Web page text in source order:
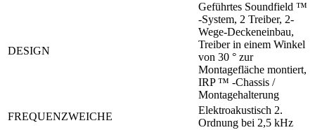
DESIGN
Geführtes Soundfield ™
-System, 2 Treiber, 2-
Wege-Deckeneinbau,
Treiber in einem Winkel
von 30 ° zur
Montagefläche montiert,
IRP ™ -Chassis /
Montagehalterung
FREQUENZWEICHE
Elektroakustisch 2.
Ordnung bei 2,5 kHz